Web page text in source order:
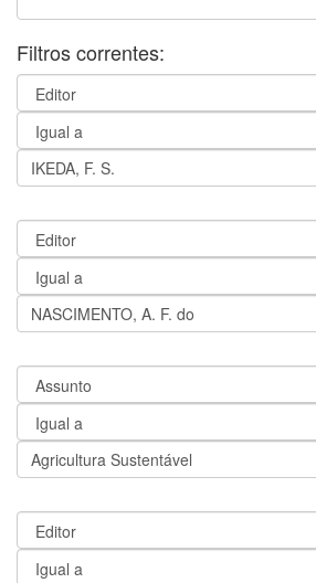
Filtros correntes: